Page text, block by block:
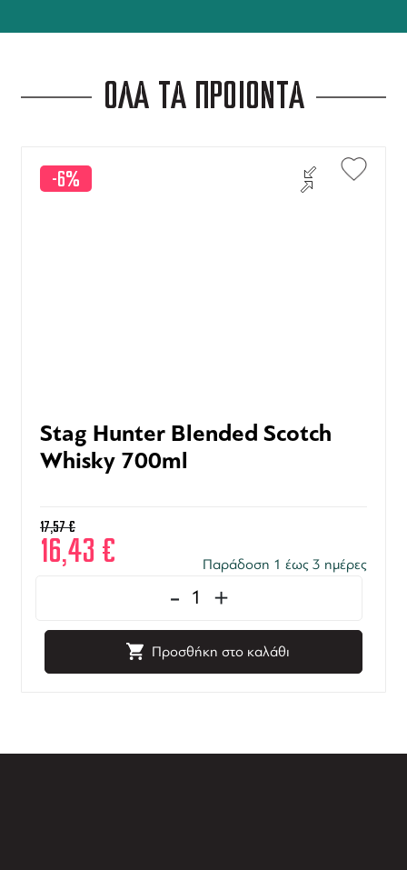
ΟΛΑ ΤΑ ΠΡΟΪΟΝΤΑ
-6%
Stag Hunter Blended Scotch
Whisky 700ml
17,57€
16,43 € Παράδοση 1 έως 3 ημέρες
- +
Προσθήκη στο καλάθι